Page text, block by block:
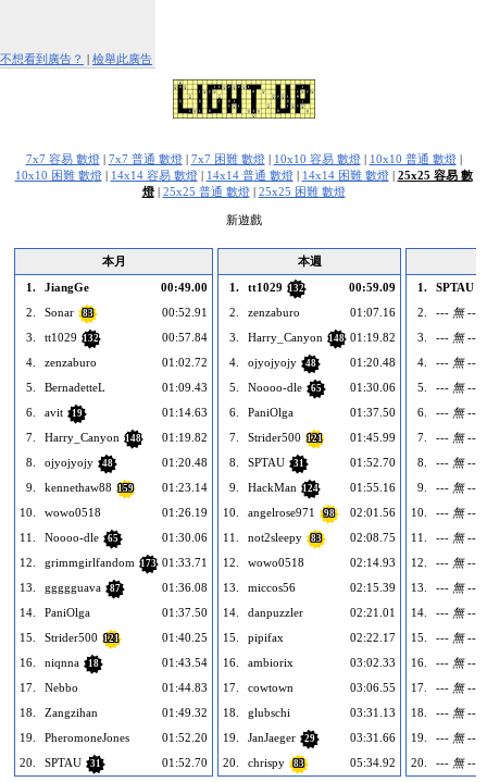
不想看到廣告？ | 檢舉此廣告
7x7 容易 數燈| 7x7 普通 數燈| 7x7 困難 數燈| 10x10 容易 數燈| 10x10 普通 數燈|
10x10 困難 數燈| 14x14 容易 數燈| 14x14 普通 數燈| 14x14 困難 數燈| 25x25 容易 數
燈| 25x25 普通 數燈| 25x25 困難 數燈
新遊戲
本月
1.
JiangGe
00:49.00
2.
Sonar 83
00:52.91
3.
tt1029 132
00:57.84
4.
zenzaburo
01:02.72
5.
BernadetteL
01:09.43
6.
avit 19
01:14.63
7.
Harry_Canyon 148
01:19.82
8.
ojyojyojy 48
01:20.48
9.
kennethaw88 159
01:23.14
10.
wowo0518
01:26.19
11.
Noooo-dle 65
01:30.06
12.
grimmgirlfandom 173 01:33.71
13.
ggggguava 87
01:36.08
14.
PaniOlga
01:37.50
15.
Strider500 121
01:40.25
16.
niqnna 18
01:43.54
17.
Nebbo
01:44.83
18.
Zangzihan
01:49.32
19.
PheromoneJones
01:52.20
20.
SPTAU 31 01:52.70
本週
1.
tt1029 132
00:59.09
2.
zenzaburo
01:07.16
3.
Harry_Canyon 148 01:19.82
4.
ojyojyojy 48
01:20.48
5.
Noooo-dle 65
01:30.06
6.
PaniOlga
01:37.50
7.
Strider500 121
01:45.99
8.
SPTAU 31
01:52.70
9.
HackMan 124
01:55.16
10.
angelrose971 98
02:01.56
11.
not2sleepy 83
02:08.75
12.
wowo0518
02:14.93
13.
miccos56
02:15.39
14.
danpuzzler
02:21.01
15.
pipifax
02:22.17
16.
ambiorix
03:02.33
17.
cowtown
03:06.55
18.
glubschi
03:31.13
19.
JanJaeger 29
03:31.66
20.
chrispy 83 05:34.92
1.
SPTAU
2.
--- 無 ---
3.
--- 無 ---
4.
--- 無 ---
5.
--- 無 ---
6.
--- 無 ---
7.
--- 無 ---
8.
--- 無 ---
9.
--- 無 ---
10.
--- 無 ---
11.
--- 無 ---
12.
--- 無 ---
13.
--- 無 ---
14.
--- 無 ---
15.
--- 無 ---
16.
--- 無 ---
17.
--- 無 ---
18.
--- 無 ---
19.
--- 無 ---
20.
--- 無 ---